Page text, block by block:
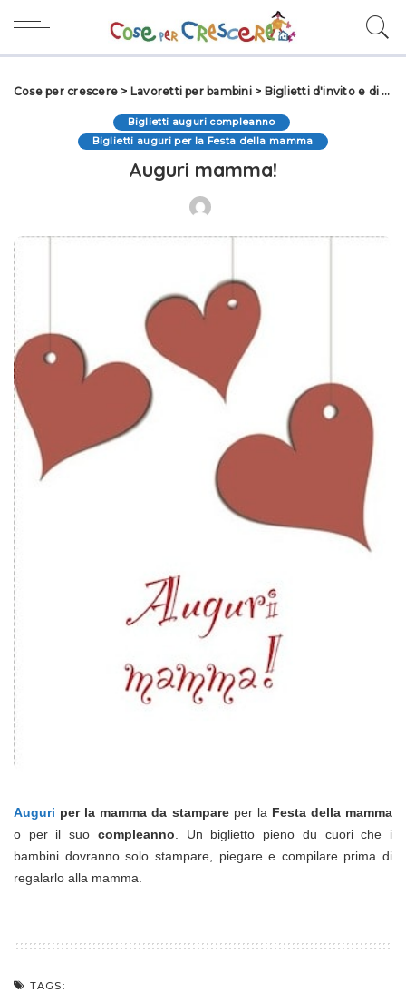
Cose per crescere > Lavoretti per bambini> Biglietti d'invito e di auguri
Biglietti auguri compleanno
Biglietti auguri per la Festa della mamma
Auguri mamma!
Auguri per la mamma da stampareper la Festa della mamma
o per il suo compleanno . Un biglietto pieno du cuori che i
bambini dovranno solo stampare, piegare e compilare prima di
regalarlo alla mamma.
TAGS: